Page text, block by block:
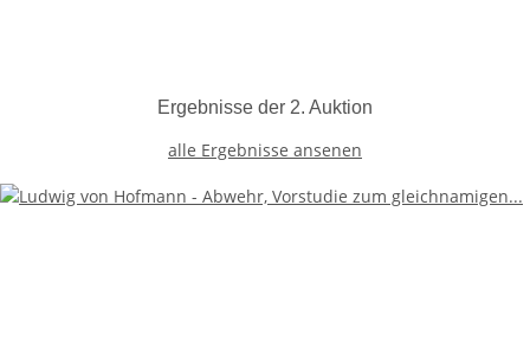
Ergebnisse der 2. Auktion
alle Ergebnisse ansenen